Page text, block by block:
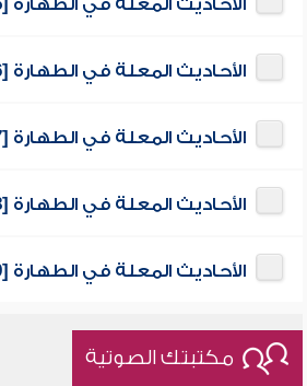
الأحاديث المعلة في الطهارة [25]
الأحاديث المعلة في الطهارة [26]
الأحاديث المعلة في الطهارة [27]
الأحاديث المعلة في الطهارة [28]
الأحاديث المعلة في الطهارة [29]
مكتبتك الصوتية